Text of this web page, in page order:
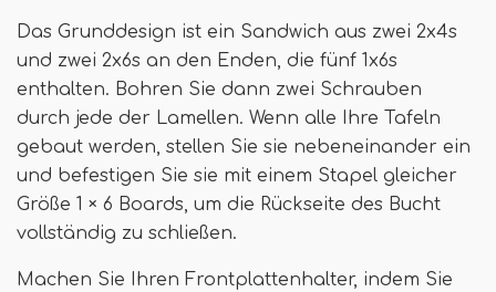
Das Grunddesign ist ein Sandwich aus zwei 2x4s
und zwei 2x6s an den Enden, die fünf 1x6s
enthalten. Bohren Sie dann zwei Schrauben
durch jede der Lamellen. Wenn alle Ihre Tafeln
gebaut werden, stellen Sie sie nebeneinander ein
und befestigen Sie sie mit einem Stapel gleicher
Größe 1 × 6 Boards, um die Rückseite des Bucht
vollständig zu schließen.
Machen Sie Ihren Frontplattenhalter, indem Sie